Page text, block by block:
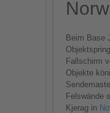
Beim Base
Fallschirm
Objekte
Felswände
Kjerag in